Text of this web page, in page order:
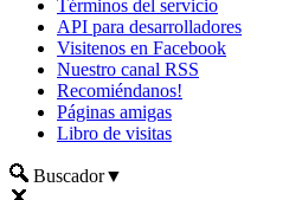
Términos del servicio
API para desarrolladores
Visitenos en Facebook
Nuestro canal RSS
Recomiéndanos!
Páginas amigas
Libro de visitas
Buscador▼